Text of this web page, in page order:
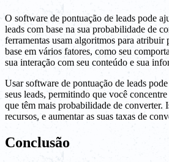
O software de pontuação de leads pode
leads com base na sua probabilidade de
ferramentas usam algoritmos para atribuir
base em vários fatores, como seu
sua interação com seu conteúdo e sua
Usar software de pontuação de leads
seus leads, permitindo que você
que têm mais probabilidade de converter.
recursos, e aumentar as suas taxas de
Conclusão